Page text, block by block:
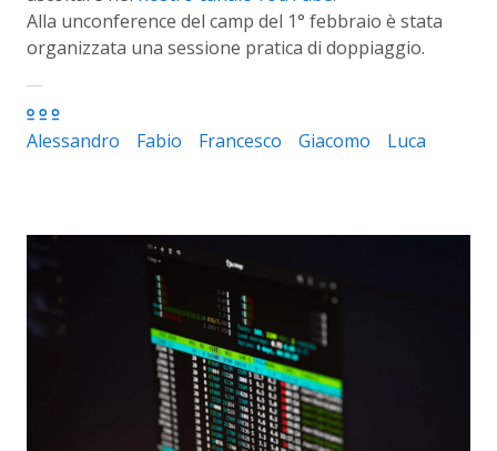
Alla unconference del camp del 1° febbraio è stata
organizzata una sessione pratica di doppiaggio.
Alessandro Fabio Francesco Giacomo Luca